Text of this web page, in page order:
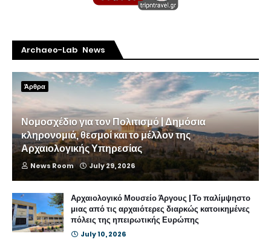
Archaeo-Lab News
Άρθρα
Νομοσχέδιο για τον Πολιτισμό | Δημόσια
κληρονομιά, θεσμοί και το μέλλον της
Αρχαιολογικής Υπηρεσίας
News Room July 29, 2026
Αρχαιολογικό Μουσείο Άργους | Το παλίμψηστο
μιας από τις αρχαιότερες διαρκώς κατοικημένες
πόλεις της ηπειρωτικής Ευρώπης
July 10, 2026